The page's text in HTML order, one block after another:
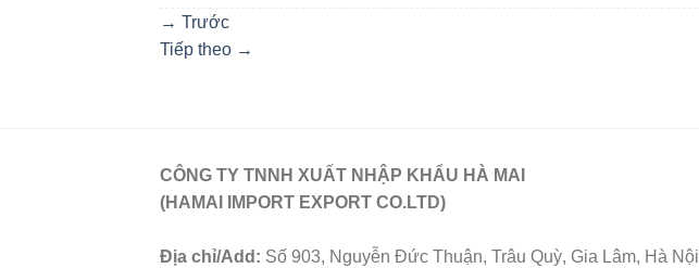
→ Trước
Tiếp theo →
CÔNG TY TNNH XUẤT NHẬP KHẨU HÀ MAI
(HAMAI IMPORT EXPORT CO.LTD)
Địa chỉ/Add: Số 903, Nguyễn Đức Thuận, Trâu Quỳ, Gia Lâm, Hà Nội